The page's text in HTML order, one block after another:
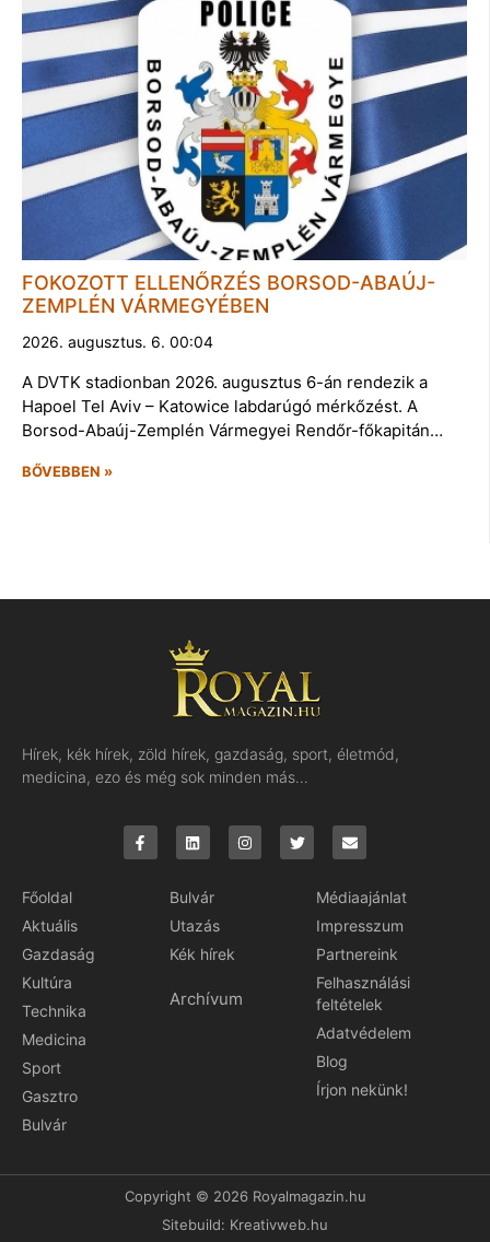
FOKOZOTT ELLENŐRZÉS BORSOD-ABAÚJ-
ZEMPLÉN VÁRMEGYÉBEN
2026. augusztus. 6. 00:04
A DVTK stadionban 2026. augusztus 6-án rendezik a
Hapoel Tel Aviv – Katowice labdarúgó mérkőzést. A
Borsod-Abaúj-Zemplén Vármegyei Rendőr-főkapitán…
BŐVEBBEN »
Hírek, kék hírek, zöld hírek, gazdaság, sport, életmód,
medicina, ezo és még sok minden más…
Főoldal
Aktuális
Gazdaság
Kultúra
Technika
Medicina
Sport
Gasztro
Bulvár
Bulvár
Utazás
Kék hírek
Archívum
Médiaajánlat
Impresszum
Partnereink
Felhasználási
feltételek
Adatvédelem
Blog
Írjon nekünk!
Copyright © 2026 Royalmagazin.hu
Sitebuild: Kreativweb.hu